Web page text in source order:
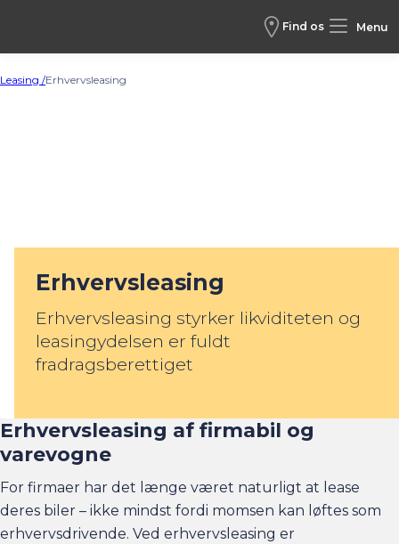
Find os Menu
Leasing /Erhvervsleasing
Erhvervsleasing
Erhvervsleasing styrker likviditeten og
leasingydelsen er fuldt
fradragsberettiget
Erhvervsleasing af firmabil og
varevogne
For firmaer har det længe været naturligt at lease
deres biler – ikke mindst fordi momsen kan løftes som
erhvervsdrivende. Ved erhvervsleasing er